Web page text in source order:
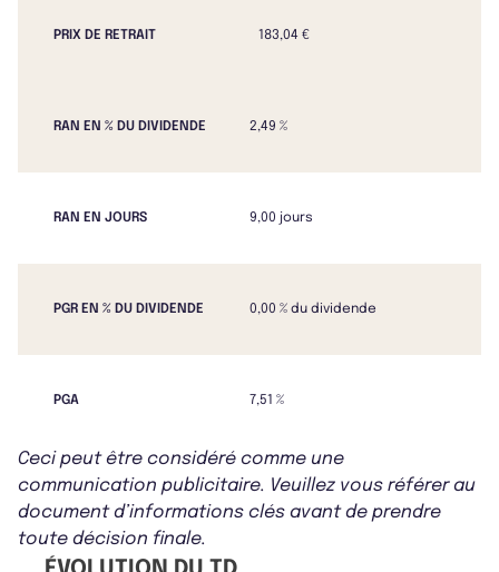
PRIX DE RETRAIT 183,04 €
RAN EN % DU DIVIDENDE 2,49 %
RAN EN JOURS 9,00 jours
PGR EN % DU DIVIDENDE 0,00 % du dividende
PGA 7,51 %
Ceci peut être considéré comme une
communication publicitaire. Veuillez vous référer au
document d’informations clés avant de prendre
toute décision finale.